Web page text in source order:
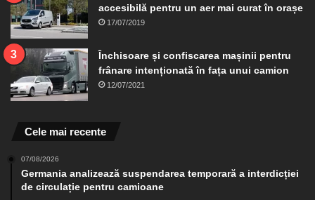
accesibilă pentru un aer mai curat în orașe
17/07/2019
Închisoare și confiscarea mașinii pentru
frânare intenționată în fața unui camion
12/07/2021
Cele mai recente
07/08/2026
Germania analizează suspendarea temporară a interdicției
de circulație pentru camioane